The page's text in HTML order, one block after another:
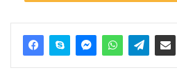
menyebabkan jutaan pengguna
aplikasi dan situs web secara